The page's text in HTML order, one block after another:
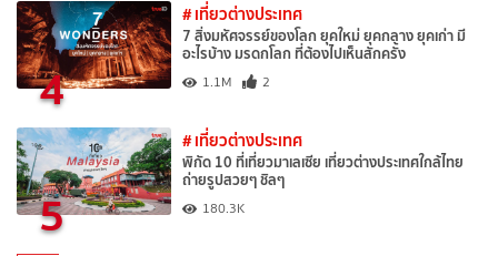
4
# เที่ยวต่างประเทศ
7 สิ่งมหัศจรรย์ของโลก ยุคใหม่ ยุคกลาง ยุคเก่า มี
อะไรบ้าง มรดกโลก ที่ต้องไปเห็นสักครั้ง
1.1M 2
5
# เที่ยวต่างประเทศ
พิกัด 10 ที่เที่ยวมาเลเซีย เที่ยวต่างประเทศใกล้ไทย
ถ่ายรูปสวยๆ ชิลๆ
180.3K